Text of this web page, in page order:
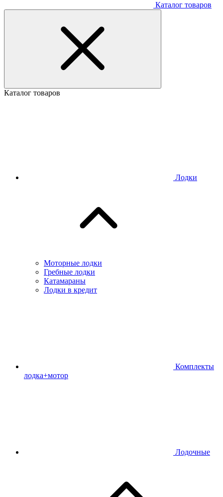
Каталог товаров
Каталог товаров
Лодки
Моторные лодки
Гребные лодки
Катамараны
Лодки в кредит
Комплекты
лодка+мотор
Лодочные